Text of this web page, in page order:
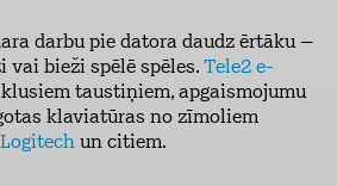
darbu pie datora daudz ērtāku –
vai bieži spēlē spēles. Tele2 e-
taustiņiem, apgaismojumu
klaviatūras no zīmoliem
Logitech un citiem.